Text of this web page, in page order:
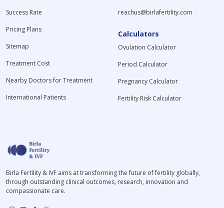
Success Rate
Pricing Plans
Sitemap
Treatment Cost
Nearby Doctors for Treatment
International Patients
reachus@birlafertility.com
Calculators
Ovulation Calculator
Period Calculator
Pregnancy Calculator
Fertility Risk Calculator
Birla Fertility & IVF aims at transforming the future of fertility globally,
through outstanding clinical outcomes, research, innovation and
compassionate care.